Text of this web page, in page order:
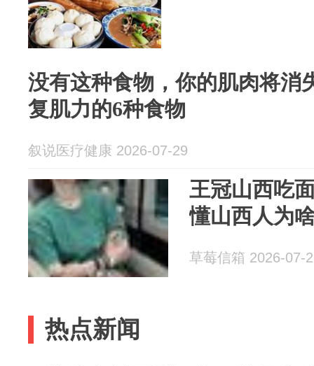
没有这种食物，你的肌肉将消
复肌力的6种食物
叙说医疗健康 2026-07-29
王冠山西吃
懂山西人为
草莓信箱 2026-07-
热点新闻